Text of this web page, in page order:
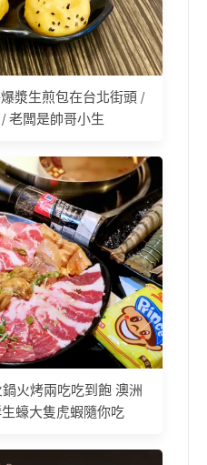
漿生煎包在台北街頭 /
老闆是帥哥小生
火烤兩吃吃到飽 澳洲
蠔大隻虎蝦隨你吃